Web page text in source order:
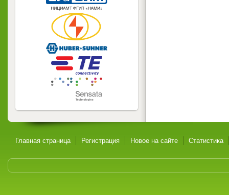
Главная страница Регистрация Новое на сайте Статистика